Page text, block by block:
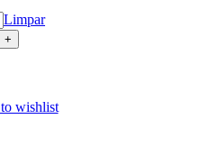
Limpar
+
wishlist